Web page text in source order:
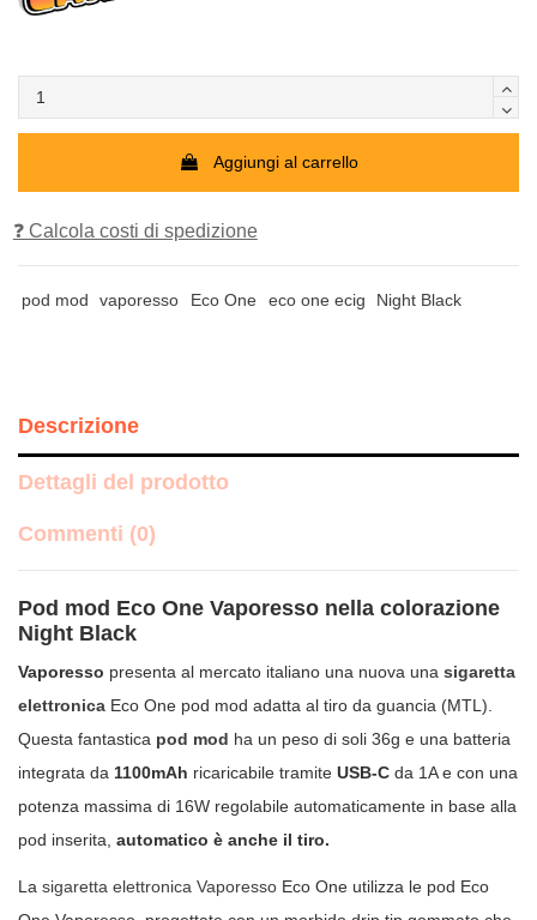
Aggiungi al carrello
❓ Calcola costi di spedizione
pod mod vaporesso Eco One eco one ecig Night Black
Descrizione
Dettagli del prodotto
Commenti (0)
Pod mod Eco One Vaporesso nella colorazione
Night Black
Vaporesso presenta al mercato italiano una nuova una sigaretta
elettronica Eco One pod mod adatta al tiro da guancia (MTL).
Questa fantastica pod mod ha un peso di soli 36g e una batteria
integrata da 1100mAh ricaricabile tramite USB-C da 1A e con una
potenza massima di 16W regolabile automaticamente in base alla
pod inserita, automatico è anche il tiro.
La sigaretta elettronica Vaporesso Eco One utilizza le pod Eco